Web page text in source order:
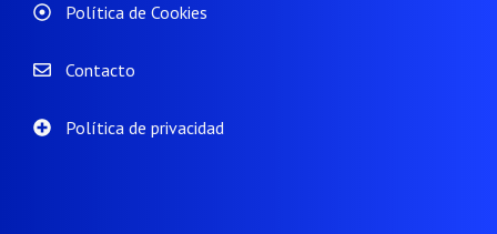
Política de Cookies
Contacto
Política de privacidad